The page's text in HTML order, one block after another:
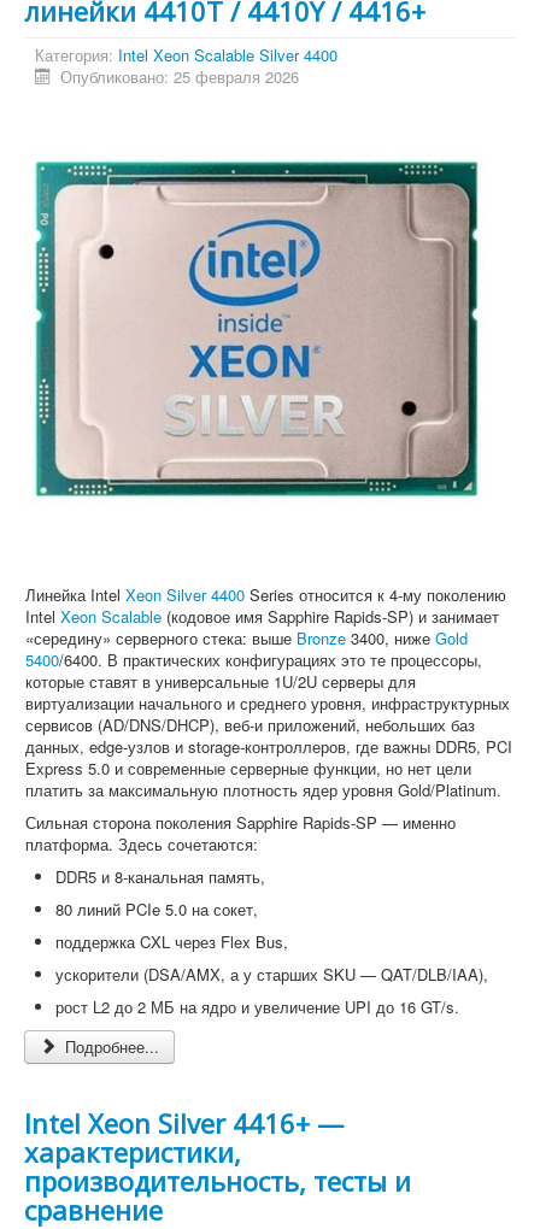
линейки 4410T / 4410Y / 4416+
Категория: Intel Xeon Scalable Silver 4400
Опубликовано: 25 февраля 2026
Линейка Intel Xeon Silver 4400 Series относится к 4-му поколению
Intel Xeon Scalable (кодовое имя Sapphire Rapids-SP) и занимает
«середину» серверного стека: выше Bronze 3400, ниже Gold
5400/6400. В практических конфигурациях это те процессоры,
которые ставят в универсальные 1U/2U серверы для
виртуализации начального и среднего уровня, инфраструктурных
сервисов (AD/DNS/DHCP), веб-и приложений, небольших баз
данных, edge-узлов и storage-контроллеров, где важны DDR5, PCI
Express 5.0 и современные серверные функции, но нет цели
платить за максимальную плотность ядер уровня Gold/Platinum.
Сильная сторона поколения Sapphire Rapids-SP — именно
платформа. Здесь сочетаются:
DDR5 и 8-канальная память,
80 линий PCIe 5.0 на сокет,
поддержка CXL через Flex Bus,
ускорители (DSA/AMX, а у старших SKU — QAT/DLB/IAA),
рост L2 до 2 МБ на ядро и увеличение UPI до 16 GT/s.
Подробнее...
Intel Xeon Silver 4416+ —
характеристики,
производительность, тесты и
сравнение